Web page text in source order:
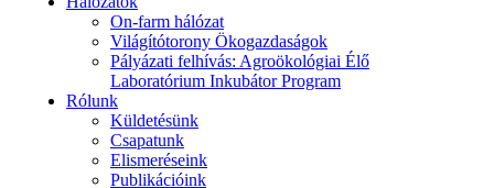
On-farm hálózat
Világítótorony Ökogazdaságok
Pályázati felhívás: Agroökológiai Élő
Laboratórium Inkubátor Program
Rólunk
Küldetésünk
Csapatunk
Elismeréseink
Publikációink